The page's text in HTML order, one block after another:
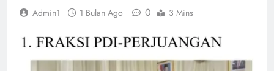
Admin1 1 Bulan Ago 0 3 Mins